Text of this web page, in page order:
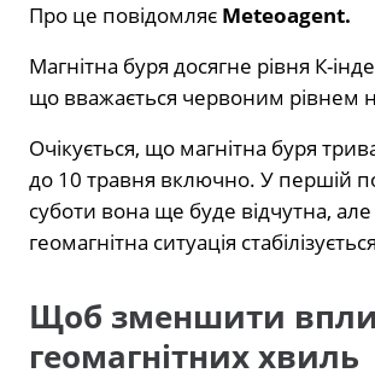
Про це повідомляє Meteoagent.
Магнітна буря досягне рівня К-
що вважається червоним рівнем
Очікується, що магнітна буря
до 10 травня включно. У першій
суботи вона ще буде відчутна,
геомагнітна ситуація
Щоб зменшити
геомагнітних хвиль